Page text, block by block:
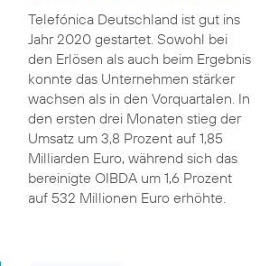
Telefónica Deutschland ist gut ins
Jahr 2020 gestartet. Sowohl bei
den Erlösen als auch beim Ergebnis
konnte das Unternehmen stärker
wachsen als in den Vorquartalen. In
den ersten drei Monaten stieg der
Umsatz um 3,8 Prozent auf 1,85
Milliarden Euro, während sich das
bereinigte OIBDA um 1,6 Prozent
auf 532 Millionen Euro erhöhte.